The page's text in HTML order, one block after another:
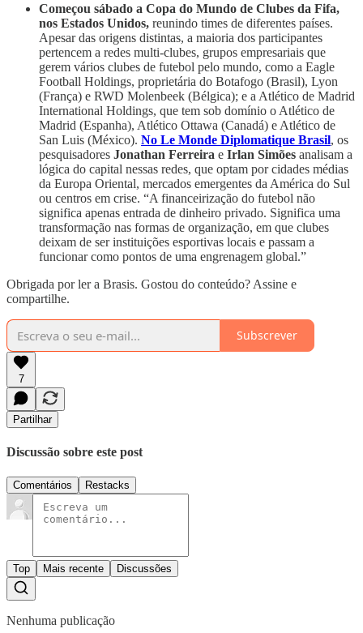
Começou sábado a Copa do Mundo de Clubes da Fifa,
nos Estados Unidos, reunindo times de diferentes países.
Apesar das origens distintas, a maioria dos participantes
pertencem a redes multi-clubes, grupos empresariais que
gerem vários clubes de futebol pelo mundo, como a Eagle
Football Holdings, proprietária do Botafogo (Brasil), Lyon
(França) e RWD Molenbeek (Bélgica); e a Atlético de Madrid
International Holdings, que tem sob domínio o Atlético de
Madrid (Espanha), Atlético Ottawa (Canadá) e Atlético de
San Luis (México). No Le Monde Diplomatique Brasil, os
pesquisadores Jonathan Ferreira e Irlan Simões analisam a
lógica do capital nessas redes, que optam por cidades médias
da Europa Oriental, mercados emergentes da América do Sul
ou centros em crise. “A financeirização do futebol não
significa apenas entrada de dinheiro privado. Significa uma
transformação nas formas de organização, em que clubes
deixam de ser instituições esportivas locais e passam a
funcionar como pontos de uma engrenagem global.”
Obrigada por ler a Brasis. Gostou do conteúdo? Assine e
compartilhe.
Subscrever
7
Partilhar
Discussão sobre este post
Comentários Restacks
Top Mais recente Discussões
Nenhuma publicação